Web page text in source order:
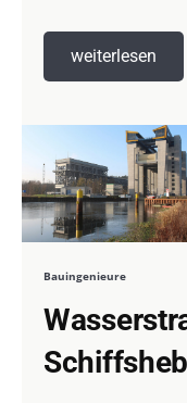
weiterlesen
Bauingenieure